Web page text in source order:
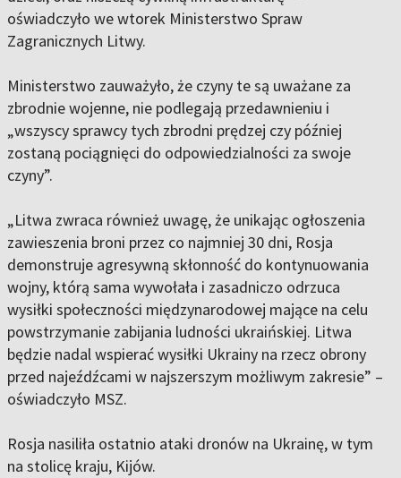
oświadczyło we wtorek Ministerstwo Spraw
Zagranicznych Litwy.
Ministerstwo zauważyło, że czyny te są uważane za
zbrodnie wojenne, nie podlegają przedawnieniu i
„wszyscy sprawcy tych zbrodni prędzej czy później
zostaną pociągnięci do odpowiedzialności za swoje
czyny”.
„Litwa zwraca również uwagę, że unikając ogłoszenia
zawieszenia broni przez co najmniej 30 dni, Rosja
demonstruje agresywną skłonność do kontynuowania
wojny, którą sama wywołała i zasadniczo odrzuca
wysiłki społeczności międzynarodowej mające na celu
powstrzymanie zabijania ludności ukraińskiej. Litwa
będzie nadal wspierać wysiłki Ukrainy na rzecz obrony
przed najeźdźcami w najszerszym możliwym zakresie” –
oświadczyło MSZ.
Rosja nasiliła ostatnio ataki dronów na Ukrainę, w tym
na stolicę kraju, Kijów.